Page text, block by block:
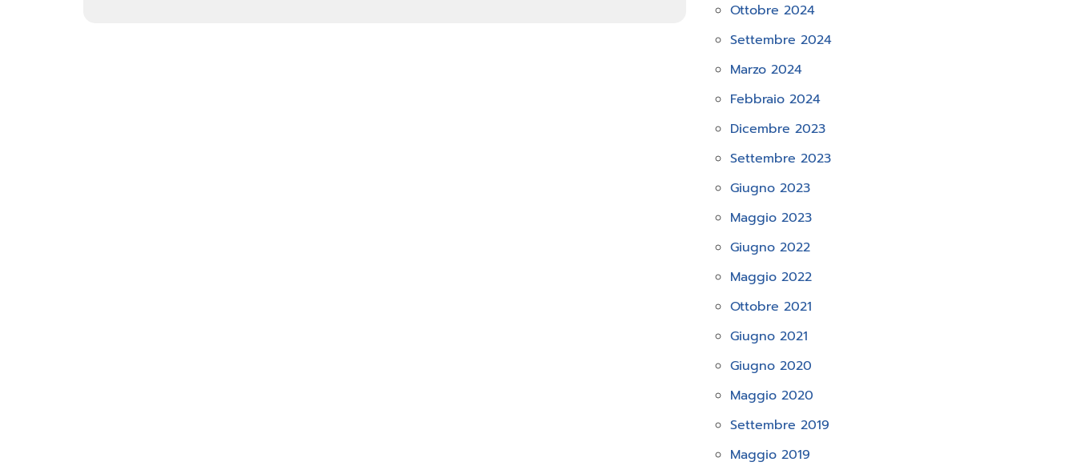
Ottobre 2024
Settembre 2024
Marzo 2024
Febbraio 2024
Dicembre 2023
Settembre 2023
Giugno 2023
Maggio 2023
Giugno 2022
Maggio 2022
Ottobre 2021
Giugno 2021
Giugno 2020
Maggio 2020
Settembre 2019
Maggio 2019